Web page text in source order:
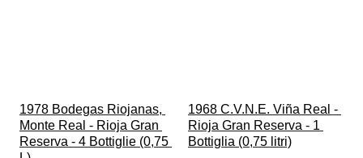
1978 Bodegas Riojanas,
Monte Real - Rioja Gran
Reserva - 4 Bottiglie (0,75
1968 C.V.N.E. Viña Real -
Rioja Gran Reserva - 1
Bottiglia (0,75 litri)